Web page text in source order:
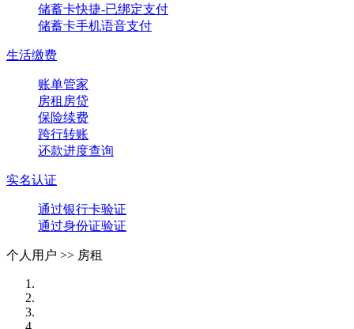
储蓄卡快捷-已绑定支付
储蓄卡手机语音支付
生活缴费
账单管家
房租房贷
保险续费
跨行转账
还款进度查询
实名认证
通过银行卡验证
通过身份证验证
个人用户 >> 房租